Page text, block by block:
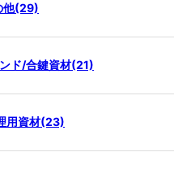
他(29)
ド/合鍵資材(21)
用資材(23)